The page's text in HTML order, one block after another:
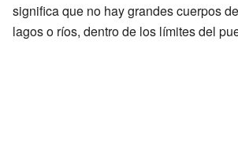
significa que no hay grandes cuerpos
lagos o ríos, dentro de los límites del